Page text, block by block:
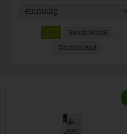
Bauck GmbH
Deutschland